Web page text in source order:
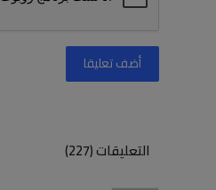
أضف تعليقا
التعليقات (227)